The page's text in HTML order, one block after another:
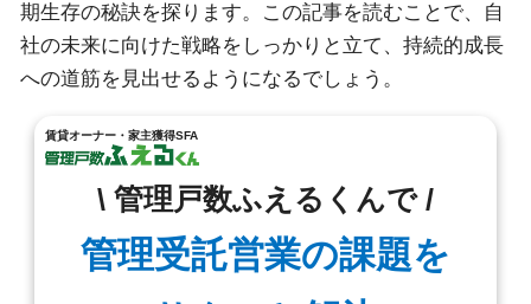
期生存の秘訣を探ります。この記事を読むことで、自
社の未来に向けた戦略をしっかりと立て、持続的成長
への道筋を見出せるようになるでしょう。
賃貸オーナー・家主獲得SFA
\ 管理戸数ふえるくんで /
管理受託営業の課題を